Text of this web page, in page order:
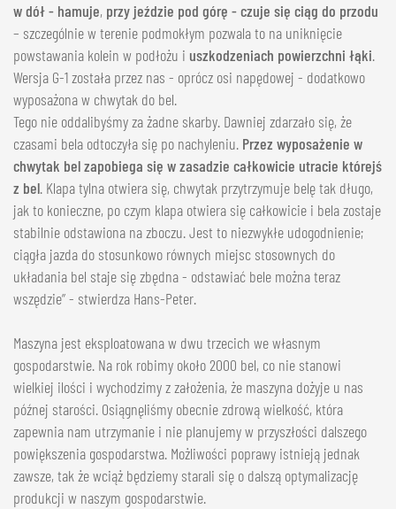
w dół - hamuje, przy jeździe pod górę - czuje się ciąg do przodu
– szczególnie w terenie podmokłym pozwala to na uniknięcie
powstawania kolein w podłożu i uszkodzeniach powierzchni łąki.
Wersja G-1 została przez nas - oprócz osi napędowej - dodatkowo
wyposażona w chwytak do bel.
Tego nie oddalibyśmy za żadne skarby. Dawniej zdarzało się, że
czasami bela odtoczyła się po nachyleniu. Przez wyposażenie w
chwytak bel zapobiega się w zasadzie całkowicie utracie którejś
z bel. Klapa tylna otwiera się, chwytak przytrzymuje belę tak długo,
jak to konieczne, po czym klapa otwiera się całkowicie i bela zostaje
stabilnie odstawiona na zboczu. Jest to niezwykłe udogodnienie;
ciągła jazda do stosunkowo równych miejsc stosownych do
układania bel staje się zbędna - odstawiać bele można teraz
wszędzie” - stwierdza Hans-Peter.
Maszyna jest eksploatowana w dwu trzecich we własnym
gospodarstwie. Na rok robimy około 2000 bel, co nie stanowi
wielkiej ilości i wychodzimy z założenia, że maszyna dożyje u nas
późnej starości. Osiągnęliśmy obecnie zdrową wielkość, która
zapewnia nam utrzymanie i nie planujemy w przyszłości dalszego
powiększenia gospodarstwa. Możliwości poprawy istnieją jednak
zawsze, tak że wciąż będziemy starali się o dalszą optymalizację
produkcji w naszym gospodarstwie.